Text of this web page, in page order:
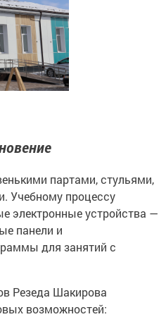
партами, стульями,
Учебному процессу
электронные устройства —
панели и
для занятий с
Резеда Шакирова
возможностей: